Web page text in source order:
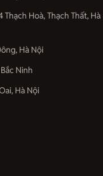
Thạch Hoà, Thạch Thất, Hà
Hà Nội
Ninh
Hà Nội